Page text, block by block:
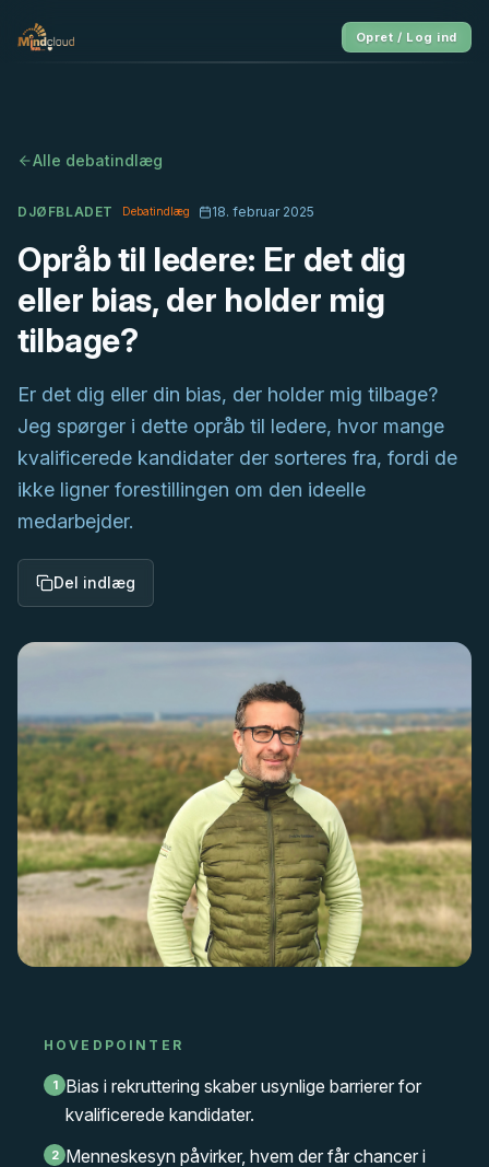
Opret / Log ind
Alle debatindlæg
DJØFBLADET Debatindlæg 18. februar 2025
Opråb til ledere: Er det dig
eller bias, der holder mig
tilbage?
Er det dig eller din bias, der holder mig tilbage?
Jeg spørger i dette opråb til ledere, hvor mange
kvalificerede kandidater der sorteres fra, fordi de
ikke ligner forestillingen om den ideelle
medarbejder.
Del indlæg
HOVEDPOINTER
1
Bias i rekruttering skaber usynlige barrierer for
kvalificerede kandidater.
2 Menneskesyn påvirker, hvem der får chancer i